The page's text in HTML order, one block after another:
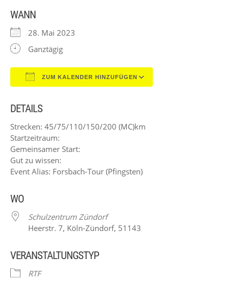
WANN
28. Mai 2023
Ganztägig
ZUM KALENDER HINZUFÜGEN
DETAILS
Strecken: 45/75/110/150/200 (MC)km
Startzeitraum:
Gemeinsamer Start:
Gut zu wissen:
Event Alias: Forsbach-Tour (Pfingsten)
WO
Schulzentrum Zündorf
Heerstr. 7, Köln-Zündorf, 51143
VERANSTALTUNGSTYP
RTF